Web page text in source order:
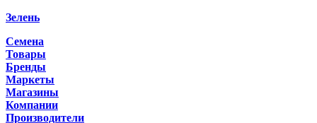
Зелень
Семена
Товары
Бренды
Маркеты
Магазины
Компании
Производители